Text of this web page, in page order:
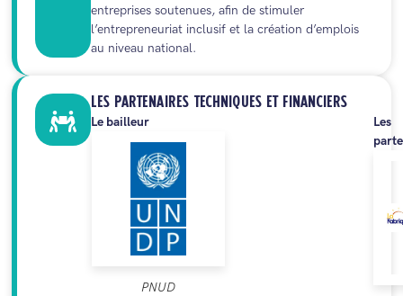
entreprises soutenues, afin de stimuler
l’entrepreneuriat inclusif et la création d’emplois
au niveau national.
LES PARTENAIRES TECHNIQUES ET FINANCIERS
Le bailleur
PNUD
Les